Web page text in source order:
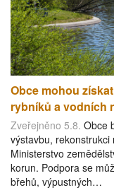
Obce mohou
rybníků a vodních
Zveřejněno 5.8. Obce
výstavbu,
Ministerstvo
korun. Podpora se
břehů, výpustných…